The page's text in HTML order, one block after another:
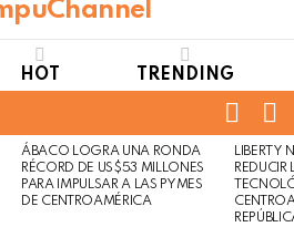
HOT TRENDING
Not
Safe
For
Click
to
view
ÁBACO LOGRA UNA RONDA
RÉCORD DE US$53 MILLONES
PARA IMPULSAR A LAS PYMES
DE CENTROAMÉRICA
LIBERTY
REDUCIR